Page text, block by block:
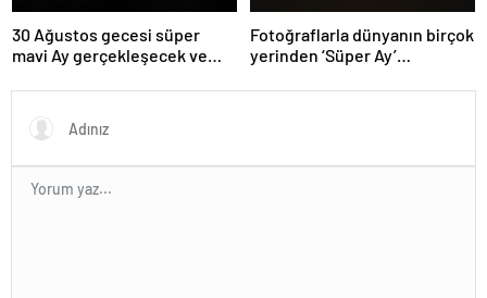
30 Ağustos gecesi süper
mavi Ay gerçekleşecek ve
olacak
Fotoğraflarla dünyanın birçok
yerinden ‘Süper Ay’